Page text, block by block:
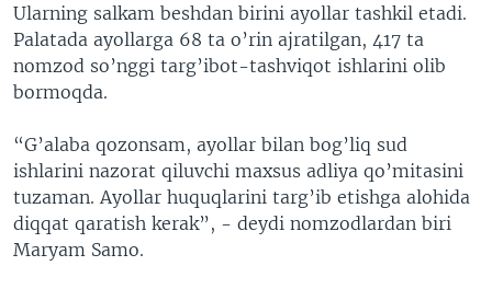
Ularning salkam beshdan birini ayollar tashkil etadi.
Palatada ayollarga 68 ta o’rin ajratilgan, 417 ta
nomzod so’nggi targ’ibot-tashviqot ishlarini olib
bormoqda.
“G’alaba qozonsam, ayollar bilan bog’liq sud
ishlarini nazorat qiluvchi maxsus adliya qo’mitasini
tuzaman. Ayollar huquqlarini targ’ib etishga alohida
diqqat qaratish kerak”, - deydi nomzodlardan biri
Maryam Samo.